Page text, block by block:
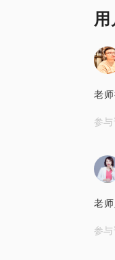
老
参
老
参